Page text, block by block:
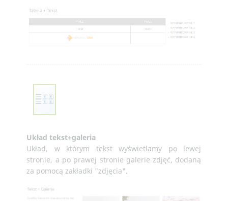
Układ tekst+galeria
Układ, w którym tekst wyświetlamy po lewej
stronie, a po prawej stronie galerie zdjęć, dodaną
za pomocą zakładki "zdjęcia".